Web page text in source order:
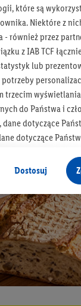
które są
Niektóre z
- również przez
z IAB TCF
lub
potrzeby
trzecim
do Państwa i
dotyczące
dotyczące
wzbogacane o
zakupowych w
lokalizacji),
informacji na
treści
grup
Dostosuj